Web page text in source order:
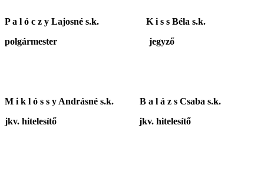
P a l ó c z y Lajosné s.k. K i s s Béla s.k.
polgármester jegyző
M i k l ó s s y Andrásné s.k. B a l á z s Csaba s.k.
jkv. hitelesítő jkv. hitelesítő